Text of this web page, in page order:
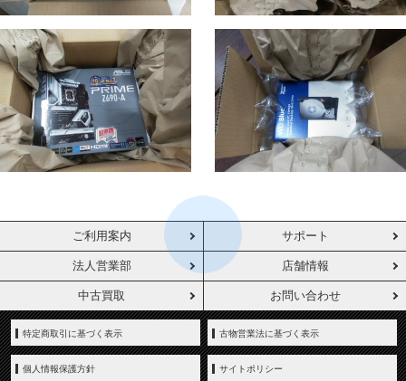
ご利用案内 サポート
法人営業部 店舗情報
中古買取 お問い合わせ
特定商取引に基づく表示 古物営業法に基づく表示
個人情報保護方針 サイトポリシー